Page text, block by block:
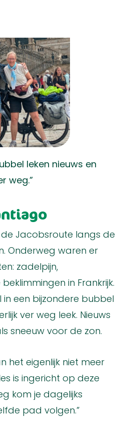
leken nieuws en
weg.”
Jacobsroute langs de
Onderweg waren er
zadelpijn,
in Frankrijk.
in een bijzondere bubbel
ver weg leek. Nieuws
sneeuw voor de zon.
het eigenlijk niet meer
is ingericht op deze
kom je dagelijks
pad volgen.”